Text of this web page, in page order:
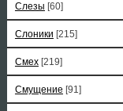
Слезы [60]
Слоники [215]
Смех [219]
Смущение [91]